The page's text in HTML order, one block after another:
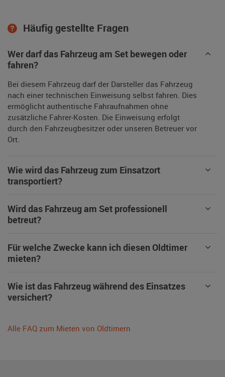
Häufig gestellte Fragen
Wer darf das Fahrzeug am Set bewegen oder
fahren?
Bei diesem Fahrzeug darf der Darsteller das Fahrzeug
nach einer technischen Einweisung selbst fahren. Dies
ermöglicht authentische Fahraufnahmen ohne
zusätzliche Fahrer-Kosten. Die Einweisung erfolgt
durch den Fahrzeugbesitzer oder unseren Betreuer vor
Ort.
Wie wird das Fahrzeug zum Einsatzort
transportiert?
Wird das Fahrzeug am Set professionell
betreut?
Für welche Zwecke kann ich diesen Oldtimer
mieten?
Wie ist das Fahrzeug während des Einsatzes
versichert?
Alle FAQ zum Mieten von Oldtimern